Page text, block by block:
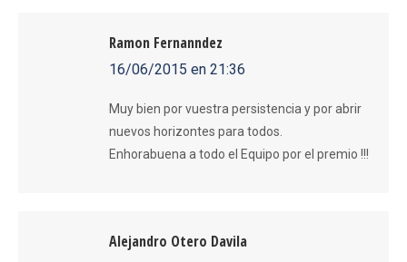
Ramon Fernanndez
dice:
16/06/2015 en 21:36
Muy bien por vuestra persistencia y por abrir
nuevos horizontes para todos.
Enhorabuena a todo el Equipo por el premio !!!
Alejandro Otero Davila